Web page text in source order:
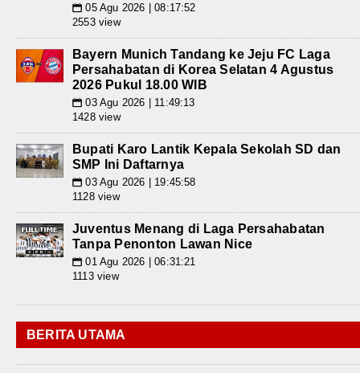
📅 05 Agu 2026 | 08:17:52
2553 view
Bayern Munich Tandang ke Jeju FC Laga
Persahabatan di Korea Selatan 4 Agustus
2026 Pukul 18.00 WIB
📅 03 Agu 2026 | 11:49:13
1428 view
Bupati Karo Lantik Kepala Sekolah SD dan
SMP Ini Daftarnya
📅 03 Agu 2026 | 19:45:58
1128 view
Juventus Menang di Laga Persahabatan
Tanpa Penonton Lawan Nice
📅 01 Agu 2026 | 06:31:21
1113 view
BERITA UTAMA